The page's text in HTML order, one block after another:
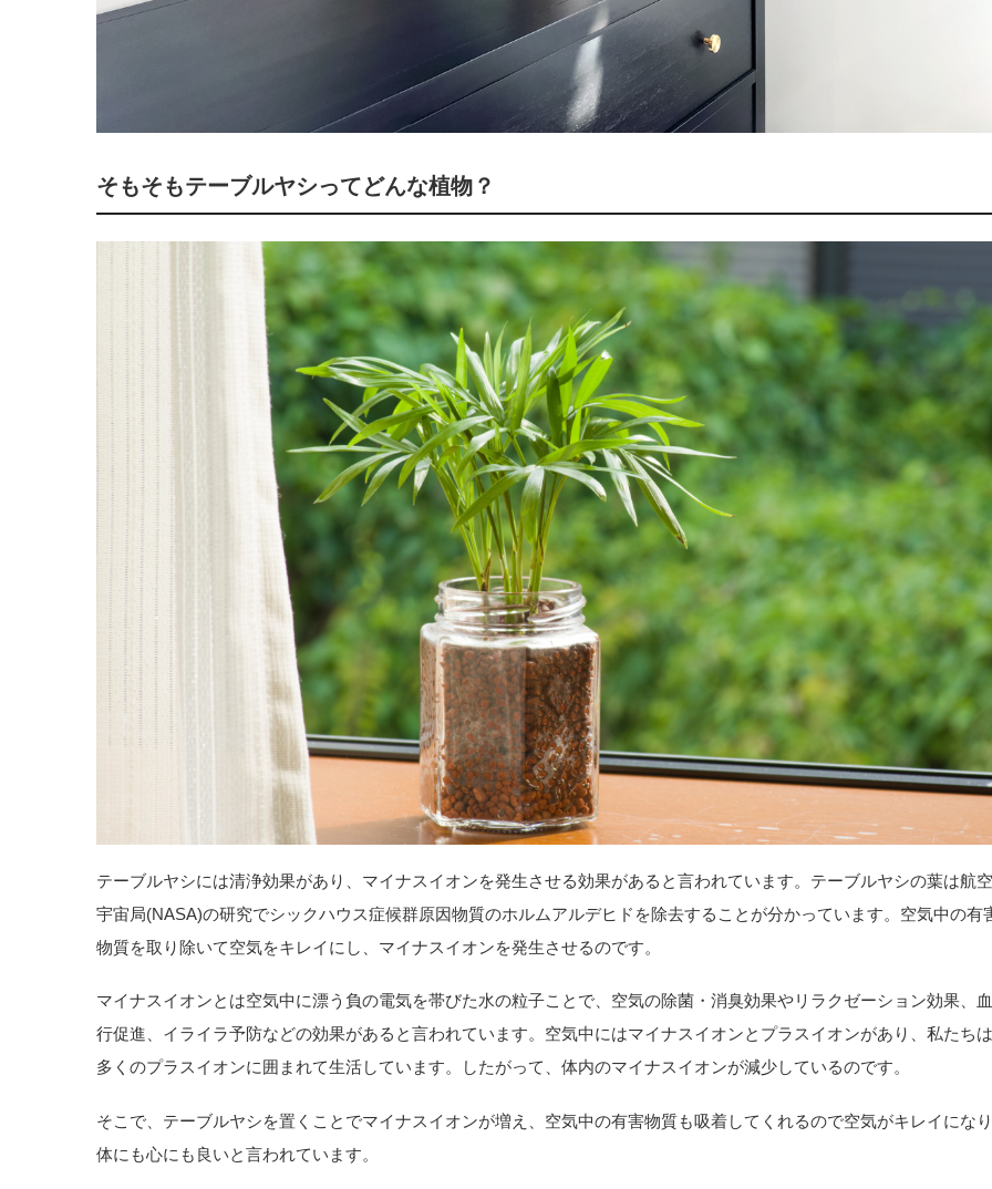
そもそもテーブルヤシってどんな植物？
テーブルヤシには清浄効果があり、マイナスイオンを発生させる効果があると言われています。テーブルヤシの葉は航空
宇宙局(NASA)の研究でシックハウス症候群原因物質のホルムアルデヒドを除去することが分かっています。空気中の有
物質を取り除いて空気をキレイにし、マイナスイオンを発生させるのです。
マイナスイオンとは空気中に漂う負の電気を帯びた水の粒子ことで、空気の除菌・消臭効果やリラクゼーション効果、血
行促進、イライラ予防などの効果があると言われています。空気中にはマイナスイオンとプラスイオンがあり、私たちは
多くのプラスイオンに囲まれて生活しています。したがって、体内のマイナスイオンが減少しているのです。
そこで、テーブルヤシを置くことでマイナスイオンが増え、空気中の有害物質も吸着してくれるので空気がキレイになり
体にも心にも良いと言われています。